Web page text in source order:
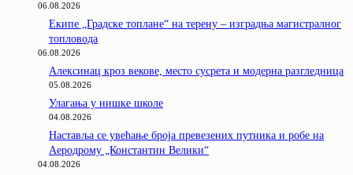
06.08.2026
Екипе „Градске топлане“ на терену – изградња магистралног
топловода
06.08.2026
Алексинац кроз векове, место сусрета и модерна разгледница
05.08.2026
Улагања у нишке школе
04.08.2026
Наставља се увећање броја превезених путника и робе на
Аеродрому „Константин Велики“
04.08.2026